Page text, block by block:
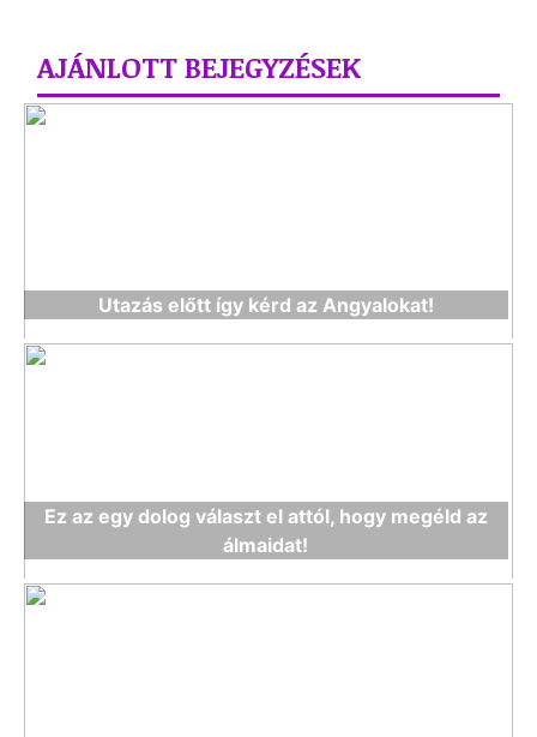
AJÁNLOTT BEJEGYZÉSEK
Utazás előtt így kérd az Angyalokat!
Ez az egy dolog választ el attól, hogy megéld az
álmaidat!